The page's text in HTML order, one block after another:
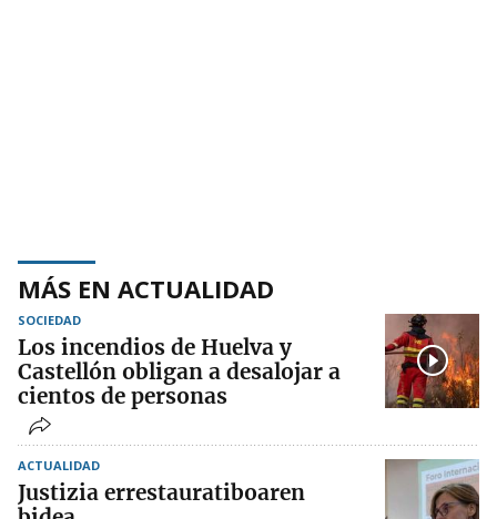
MÁS EN ACTUALIDAD
SOCIEDAD
Los incendios de Huelva y
Castellón obligan a desalojar a
cientos de personas
ACTUALIDAD
Justizia errestauratiboaren